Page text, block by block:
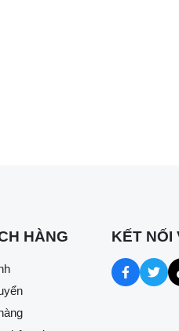
hơn
HÀNG KẾT NỐI